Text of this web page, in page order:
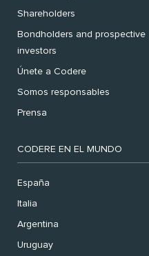
Shareholders
Bondholders and prospective
investors
Únete a Codere
Somos responsables
Prensa
CODERE EN EL MUNDO
España
Italia
Argentina
Uruguay